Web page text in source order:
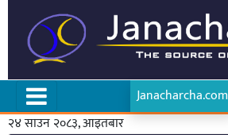
Janacharcha.com
२४ साउन २०८३, आइतबार